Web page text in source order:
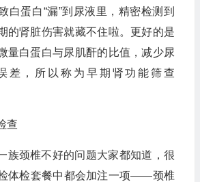
白蛋白“漏”到尿液里，精密检测到
的肾脏伤害就藏不住啦。更好的是
量白蛋白与尿肌酐的比值，减少尿
差，所以称为早期肾功能筛查
查
族颈椎不好的问题大家都知道，很
体检套餐中都会加注一项——颈椎